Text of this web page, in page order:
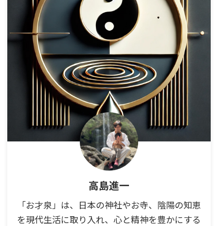
高島進一
「お才泉」は、日本の神社やお寺、陰陽の知恵
を現代生活に取り入れ、心と精神を豊かにする